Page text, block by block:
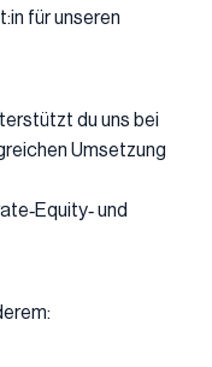
für unseren
du uns bei
Umsetzung
und